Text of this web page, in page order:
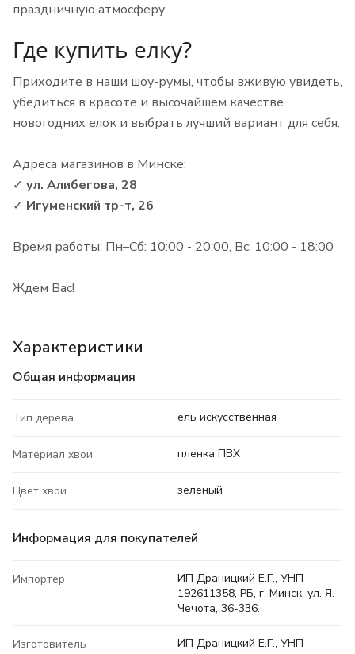
праздничную атмосферу.
Где купить елку?
Приходите в наши шоу-румы, чтобы вживую увидеть,
убедиться в красоте и высочайшем качестве
новогодних елок и выбрать лучший вариант для себя.
Адреса магазинов в Минске:
✓ ул. Алибегова, 28
✓ Игуменский тр-т, 26
Время работы: Пн–Сб: 10:00 - 20:00, Вс: 10:00 - 18:00
Ждем Вас!
Характеристики
Общая информация
Тип дерева ель искусственная
Материал хвои пленка ПВХ
Цвет хвои зеленый
Информация для покупателей
Импортёр
ИП Драницкий Е.Г., УНП
192611358, РБ, г. Минск, ул. Я.
Чечота, 36-336.
Изготовитель
ИП Драницкий Е.Г., УНП